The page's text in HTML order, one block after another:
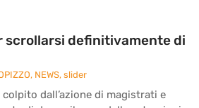
scrollarsi definitivamente di
, NEWS, slider
dall’azione di magistrati e